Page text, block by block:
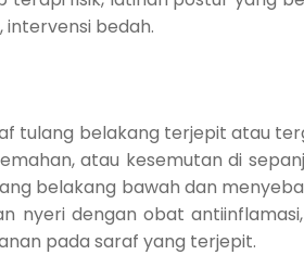
intervensi bedah.
tulang belakang terjepit atau
atau kesemutan di
belakang bawah dan
nyeri dengan obat
pada saraf yang terjepit.